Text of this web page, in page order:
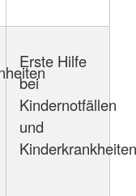
Erste Hilfe
bei
Kindernotfällen
und
Kinderkrankheiten